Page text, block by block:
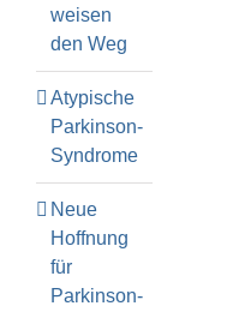
weisen
den Weg
Atypische
Parkinson-
Syndrome
Neue
Hoffnung
für
Parkinson-